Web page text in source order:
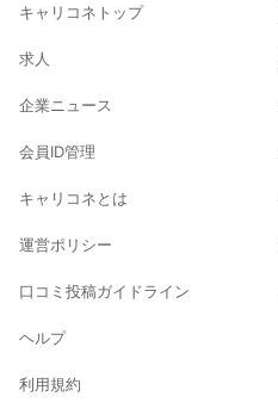
キャリコネトップ
求人
企業ニュース
会員ID管理
キャリコネとは
運営ポリシー
口コミ投稿ガイドライン
ヘルプ
利用規約